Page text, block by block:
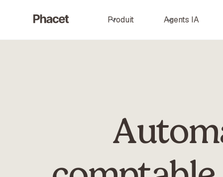
Produit Agents IA